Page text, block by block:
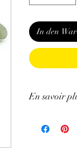
In den
En savoir
n'exclut en